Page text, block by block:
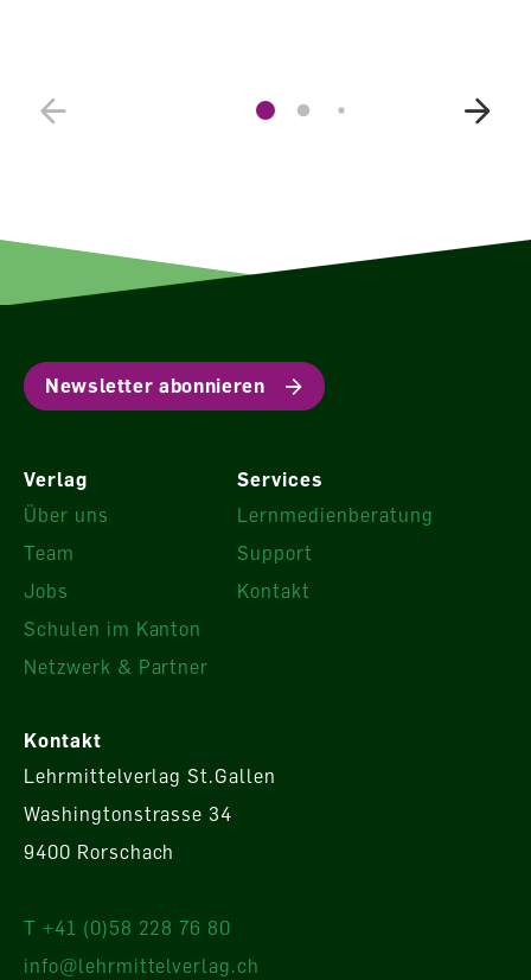
Newsletter abonnieren
Verlag
Über uns
Team
Jobs
Schulen im Kanton
Netzwerk & Partner
Services
Lernmedienberatung
Support
Kontakt
Kontakt
Lehrmittelverlag St.Gallen
Washingtonstrasse 34
9400 Rorschach
T +41 (0)58 228 76 80
info@lehrmittelverlag.ch